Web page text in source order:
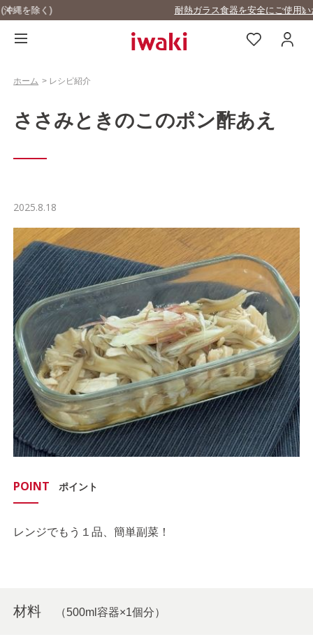
耐熱ガラス食器を安全にご使用いただくために
ホーム > レシピ紹介
ささみときのこのポン酢あえ
2025.8.18
POINT ポイント
レンジでもう１品、簡単副菜！
材料 （500ml容器×1個分）